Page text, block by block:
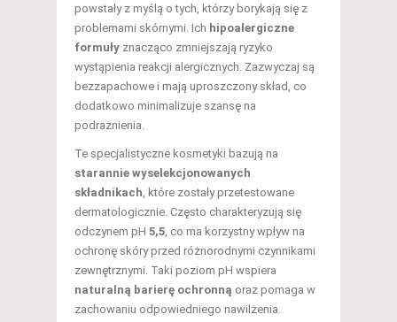
powstały z myślą o tych, którzy borykają się z
problemami skórnymi. Ich hipoalergiczne
formuły znacząco zmniejszają ryzyko
wystąpienia reakcji alergicznych. Zazwyczaj są
bezzapachowe i mają uproszczony skład, co
dodatkowo minimalizuje szansę na
podrażnienia.
Te specjalistyczne kosmetyki bazują na
starannie wyselekcjonowanych
składnikach , które zostały przetestowane
dermatologicznie. Często charakteryzują się
odczynem pH 5,5 , co ma korzystny wpływ na
ochronę skóry przed różnorodnymi czynnikami
zewnętrznymi. Taki poziom pH wspiera
naturalną barierę ochronną oraz pomaga w
zachowaniu odpowiedniego nawilżenia.